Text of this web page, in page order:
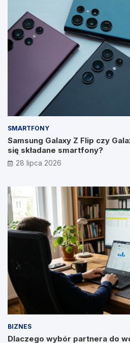
SMARTFONY
Samsung Galaxy Z Flip czy
się składane smartfony?
28 lipca 2026
BIZNES
Dlaczego wybór partnera do